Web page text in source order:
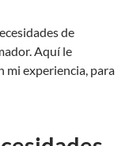
de
Aquí le
mi experiencia, para